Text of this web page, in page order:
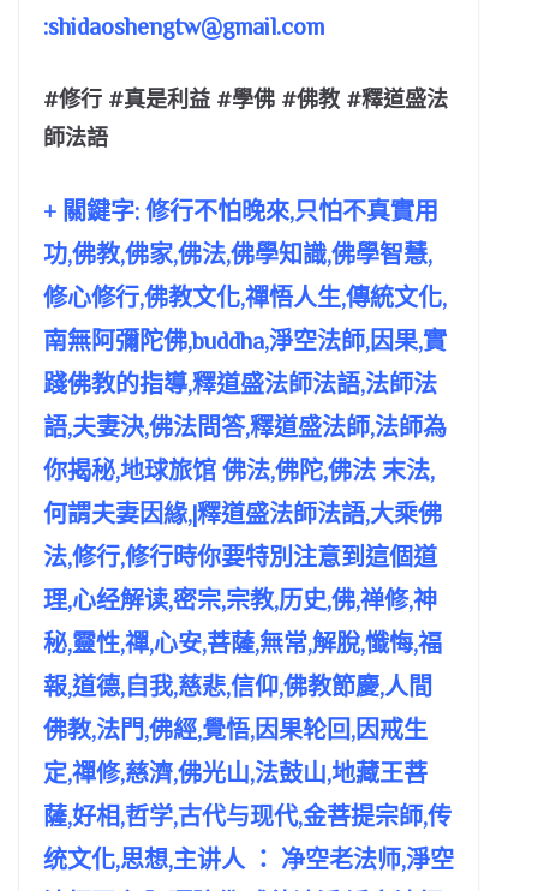
:shidaoshengtw@gmail.com
#修行 #真是利益 #學佛 #佛教 #釋道盛法
師法語
+ 關鍵字: 修行不怕晚來,只怕不真實用
功,佛教,佛家,佛法,佛學知識,佛學智慧,
修心修行,佛教文化,禪悟人生,傳統文化,
南無阿彌陀佛,buddha,淨空法師,因果,實
踐佛教的指導,釋道盛法師法語,法師法
語,夫妻決,佛法問答,釋道盛法師,法師為
你揭秘,地球旅馆 佛法,佛陀,佛法 末法,
何謂夫妻因緣,|釋道盛法師法語,大乘佛
法,修行,修行時你要特別注意到這個道
理,心经解读,密宗,宗教,历史,佛,禅修,神
秘,靈性,禪,心安,菩薩,無常,解脫,懺悔,福
報,道德,自我,慈悲,信仰,佛教節慶,人間
佛教,法門,佛經,覺悟,因果轮回,因戒生
定,禪修,慈濟,佛光山,法鼓山,地藏王菩
薩,好相,哲学,古代与现代,金菩提宗師,传
统文化,思想,主讲人 ： 净空老法师,淨空